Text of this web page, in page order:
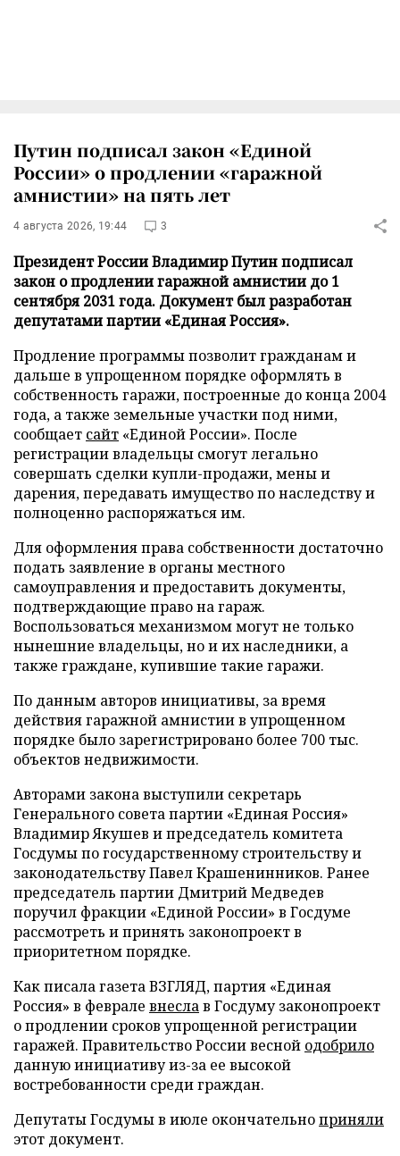
Путин подписал закон «Единой
России» о продлении «гаражной
амнистии» на пять лет
4 августа 2026, 19:44 3
Президент России Владимир Путин подписал
закон о продлении гаражной амнистии до 1
сентября 2031 года. Документ был разработан
депутатами партии «Единая Россия».
Продление программы позволит гражданам и
дальше в упрощенном порядке оформлять в
собственность гаражи, построенные до конца 2004
года, а также земельные участки под ними,
сообщает сайт «Единой России». После
регистрации владельцы смогут легально
совершать сделки купли-продажи, мены и
дарения, передавать имущество по наследству и
полноценно распоряжаться им.
Для оформления права собственности достаточно
подать заявление в органы местного
самоуправления и предоставить документы,
подтверждающие право на гараж.
Воспользоваться механизмом могут не только
нынешние владельцы, но и их наследники, а
также граждане, купившие такие гаражи.
По данным авторов инициативы, за время
действия гаражной амнистии в упрощенном
порядке было зарегистрировано более 700 тыс.
объектов недвижимости.
Авторами закона выступили секретарь
Генерального совета партии «Единая Россия»
Владимир Якушев и председатель комитета
Госдумы по государственному строительству и
законодательству Павел Крашенинников. Ранее
председатель партии Дмитрий Медведев
поручил фракции «Единой России» в Госдуме
рассмотреть и принять законопроект в
приоритетном порядке.
Как писала газета ВЗГЛЯД, партия «Единая
Россия» в феврале внеслав Госдуму законопроект
о продлении сроков упрощенной регистрации
гаражей. Правительство России весной одобрило
данную инициативу из-за ее высокой
востребованности среди граждан.
Депутаты Госдумы в июле окончательноприняли
этот документ.